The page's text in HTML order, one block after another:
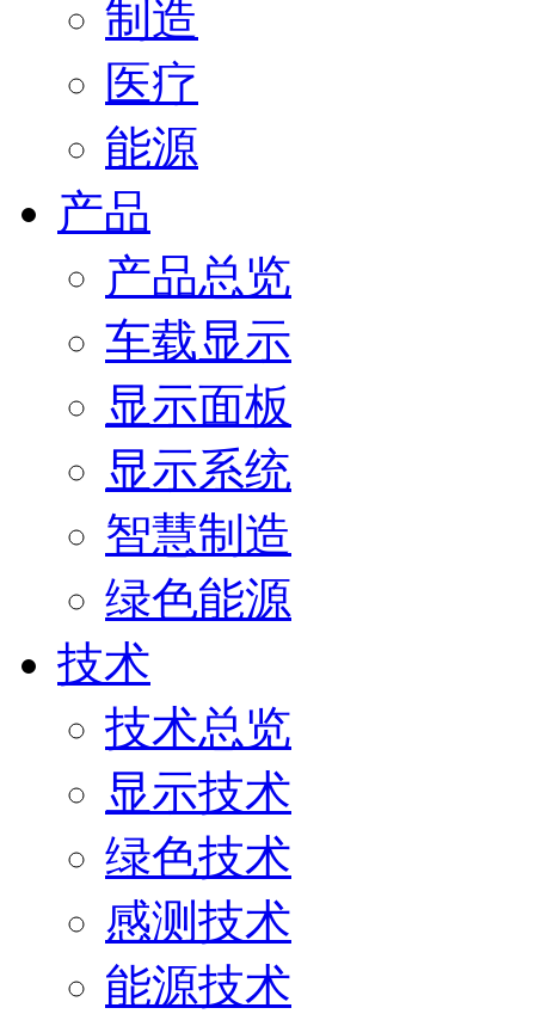
制造
医疗
能源
产品
产品总览
车载显示
显示面板
显示系统
智慧制造
绿色能源
技术
技术总览
显示技术
绿色技术
感测技术
能源技术